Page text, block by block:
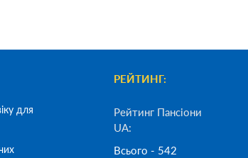
для
РЕЙТИНГ:
Рейтинг Пансіони
UA:
Всього - 542